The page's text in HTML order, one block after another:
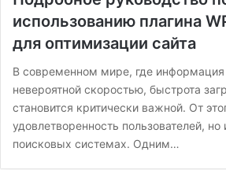
использованию плагина
для оптимизации сайта
В современном мире, где информация
невероятной скоростью, быстрота
становится критически важной. От
удовлетворенность пользователей, но
поисковых системах. Одним…